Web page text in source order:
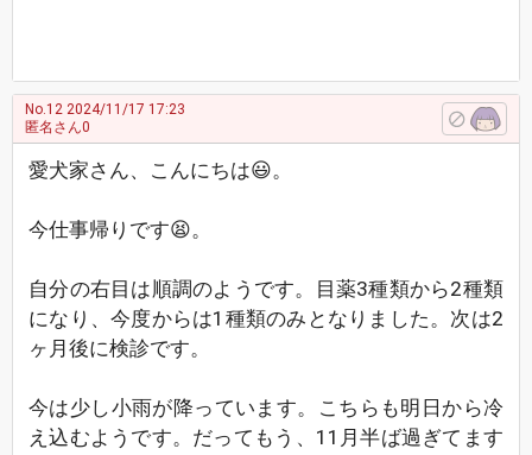
No.12 2024/11/17 17:23
匿名さん0
愛犬家さん、こんにちは😃。
今仕事帰りです😫。
自分の右目は順調のようです。目薬3種類から2種類
になり、今度からは1種類のみとなりました。次は2
ヶ月後に検診です。
今は少し小雨が降っています。こちらも明日から冷
え込むようです。だってもう、11月半ば過ぎてます